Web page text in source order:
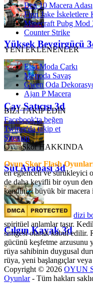
Yüksek Beygirgücü
Çay Satıcısı 3d
Süt Arabası 3d
Çılgın Kayak 3d
Ben 10 Macera Adası
Finn Jake İskeletlere
Minecraft Pubg Mod
Counter Strike
YENİ EKLENENLER
Elsa Moda Çarkı
Metroda Savaş
Gwen Oda
Ajan P Macera
BİZİ TAKİP EDİN
Facebook'ta beğen
Twitter'da takip et
Sitemap
OyunSkor HAKKINDA
Oyun Skor Flash
en eğlenceli ve sürükleyici
de daha keyifli bir oyun
kendinizi büyük bir macera
dizi
spiritüel anlamlar taşır.
simgesi olarak kabul edilir.
gücünü keşfetme arzusunu
rüya sahibinin duygusal
rüya, yeni başlangıçlar
Copyright © 2026 OYUN
Oyunlar- Tüm hakları